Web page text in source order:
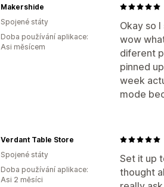
Okay so
wow
diferent
pinned
week
mode
Makershide
Spojené státy
Doba používání aplikace:
Asi měsícem
Set it up
thought
Verdant Table Store
Spojené státy
Doba používání aplikace:
Asi 2 měsíci